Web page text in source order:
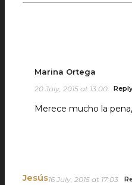
Marina Ortega
20 July, 2015 at 13:00 Reply
Merece mucho la
Jesús16 July, 2015 at 17:03